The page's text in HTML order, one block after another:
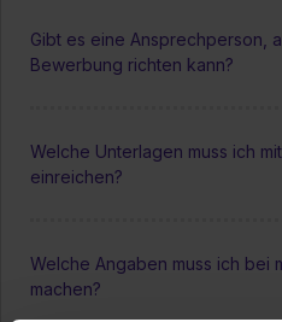
Gibt es eine Ansprechperson,
Bewerbung richten kann?
Welche Unterlagen muss ich
einreichen?
Welche Angaben muss ich bei
machen?